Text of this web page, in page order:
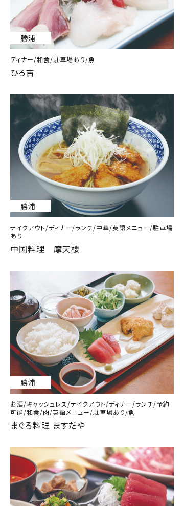
勝浦
ディナー/和食/駐車場あり/魚
ひろ吉
勝浦
テイクアウト/ディナー/ランチ/中華/英語メニュー/駐車場
あり
中国料理 摩天楼
勝浦
お酒/キャッシュレス/テイクアウト/ディナー/ランチ/予約
可能/和食/肉/英語メニュー/駐車場あり/魚
まぐろ料理 ますだや